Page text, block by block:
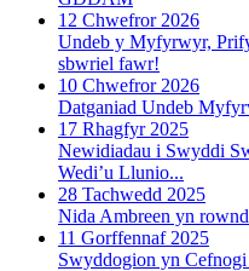
12 Chwefror 2026
Undeb y Myfyrwyr,
sbwriel fawr!
10 Chwefror 2026
Datganiad Undeb
17 Rhagfyr 2025
Newidiadau i Swyddi
Wedi’u Llunio...
28 Tachwedd 2025
Nida Ambreen yn
11 Gorffennaf 2025
Swyddogion yn